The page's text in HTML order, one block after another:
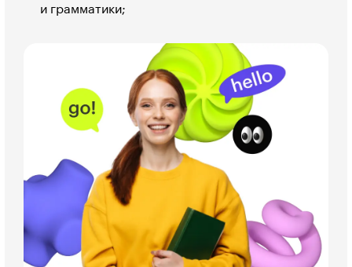
и грамматики;